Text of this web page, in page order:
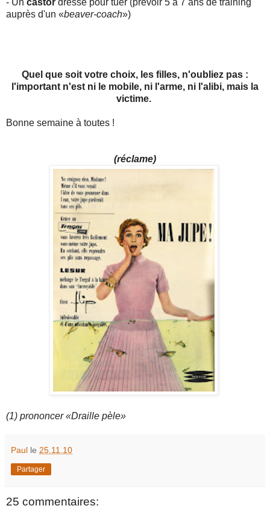
auprès d'un «beaver-coach»)
Quel que soit votre choix, les filles, n'oubliez pas :
l'important n'est ni le mobile, ni l'arme, ni l'alibi, mais la
victime.
Bonne semaine à toutes !
(réclame)
(1) prononcer «Draille pèle»
Paul le 25.11.10
Partager
25 commentaires: